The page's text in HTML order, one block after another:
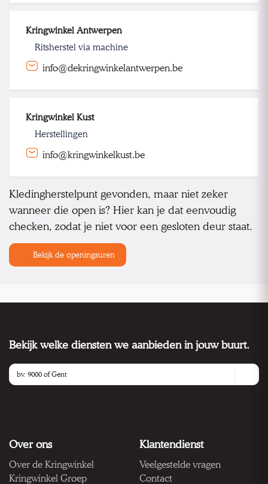
Kringwinkel Antwerpen
Ritsherstel via machine
info@dekringwinkelantwerpen.be
Kringwinkel Kust
Herstellingen
info@kringwinkelkust.be
Kledingherstelpunt gevonden, maar niet zeker
wanneer die open is? Hier kan je dat eenvoudig
checken, zodat je niet voor een gesloten deur staat.
Bekijk de openingsuren
Bekijk welke diensten we aanbieden in jouw buurt.
Over ons
Over de Kringwinkel
Kringwinkel Groep
Klantendienst
Veelgestelde vragen
Contact